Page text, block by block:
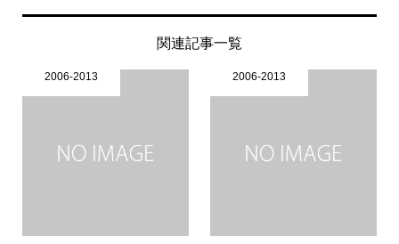
関連記事一覧
2006-2013 2006-2013